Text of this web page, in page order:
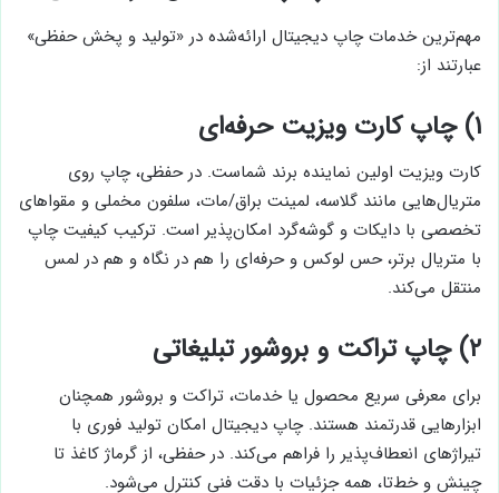
مهم‌ترین خدمات چاپ دیجیتال ارائه‌شده در «تولید و پخش حفظی»
عبارتند از:
۱) چاپ کارت ویزیت حرفه‌ای
کارت ویزیت اولین نماینده برند شماست. در حفظی، چاپ روی
متریال‌هایی مانند گلاسه، لمینت براق/مات، سلفون مخملی و مقواهای
تخصصی با دایکات و گوشه‌گرد امکان‌پذیر است. ترکیب کیفیت چاپ
با متریال برتر، حس لوکس و حرفه‌ای را هم در نگاه و هم در لمس
منتقل می‌کند.
۲) چاپ تراکت و بروشور تبلیغاتی
برای معرفی سریع محصول یا خدمات، تراکت و بروشور همچنان
ابزارهایی قدرتمند هستند. چاپ دیجیتال امکان تولید فوری با
تیراژهای انعطاف‌پذیر را فراهم می‌کند. در حفظی، از گرماژ کاغذ تا
چینش و خط‌تا، همه جزئیات با دقت فنی کنترل می‌شود.